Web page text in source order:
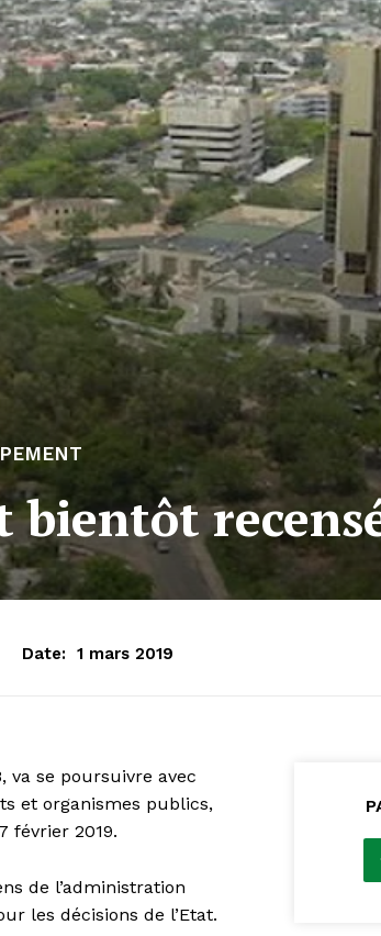
bientôt
Date: 1 mars 2019
va se poursuivre avec
et organismes publics,
février 2019.
de l’administration
les décisions de l’Etat.